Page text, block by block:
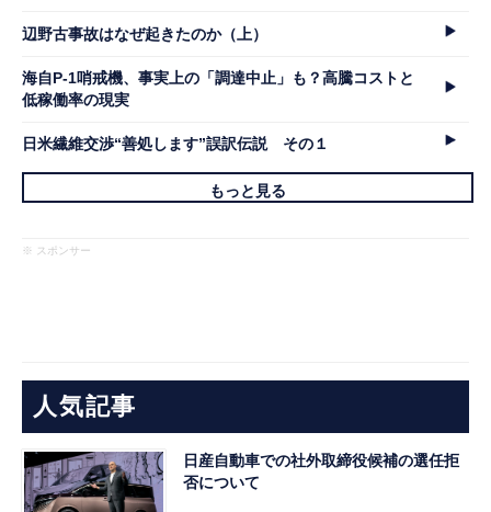
辺野古事故はなぜ起きたのか（上）
海自P-1哨戒機、事実上の「調達中止」も？高騰コストと
低稼働率の現実
日米繊維交渉“善処します”誤訳伝説 その１
もっと見る
※ スポンサー
人気記事
日産自動車での社外取締役候補の選任拒
否について